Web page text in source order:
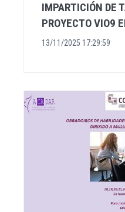
IMPARTICIÓN DE
PROYECTO VIO9
13/11/2025 17:29:59